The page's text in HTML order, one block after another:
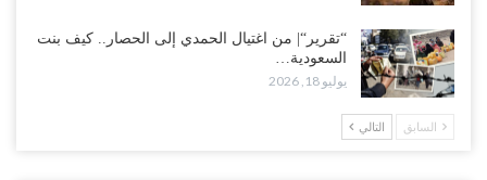
أغسطس 2, 2026
“حضرموت“| تغييرات سعودية بصفوف قيادة “درع الوطن” المتمركز
بالعبر.. هل بدأت الرياض إعادة هيكلة فصائلها بعد…
أغسطس 2, 2026
“تقرير“| من اغتيال الحمدي إلى الحصار.. كيف بنت
السعودية…
يوليو 18, 2026
السابق التالي